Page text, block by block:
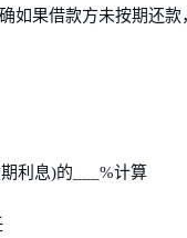
如果借款方未按期还
利息)的___%计算